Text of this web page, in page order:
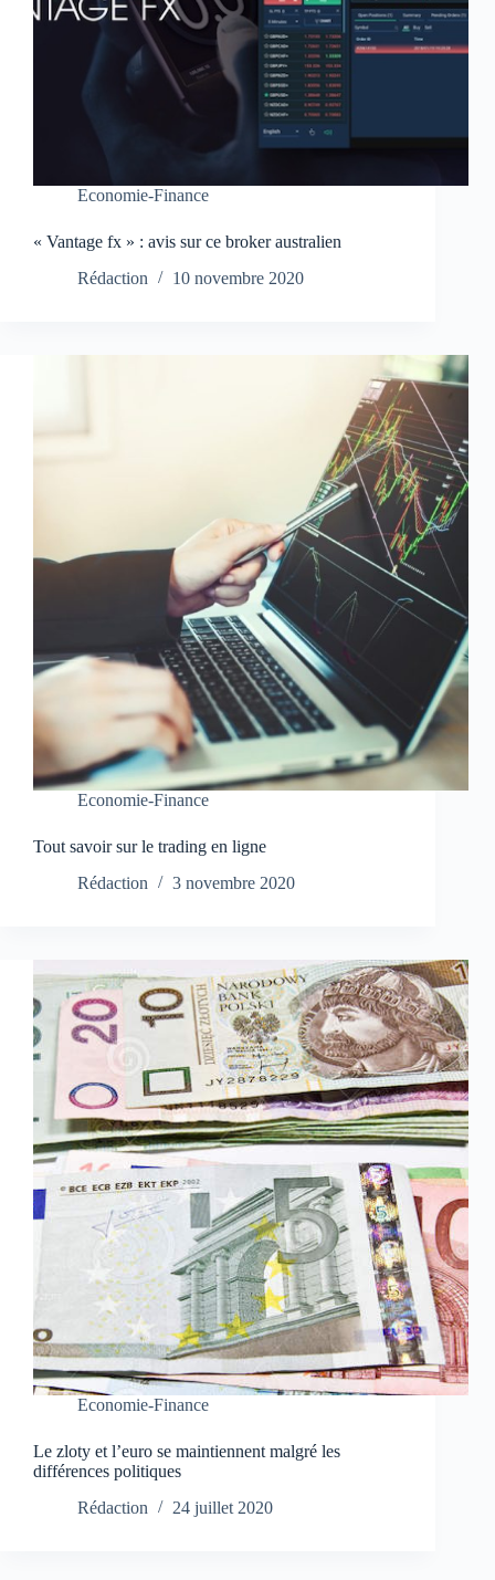
Economie-Finance
« Vantage fx » : avis sur ce broker australien
Rédaction
10 novembre 2020
Economie-Finance
Tout savoir sur le trading en ligne
Rédaction
3 novembre 2020
Economie-Finance
Le zloty et l’euro se maintiennent malgré les
différences politiques
Rédaction
24 juillet 2020